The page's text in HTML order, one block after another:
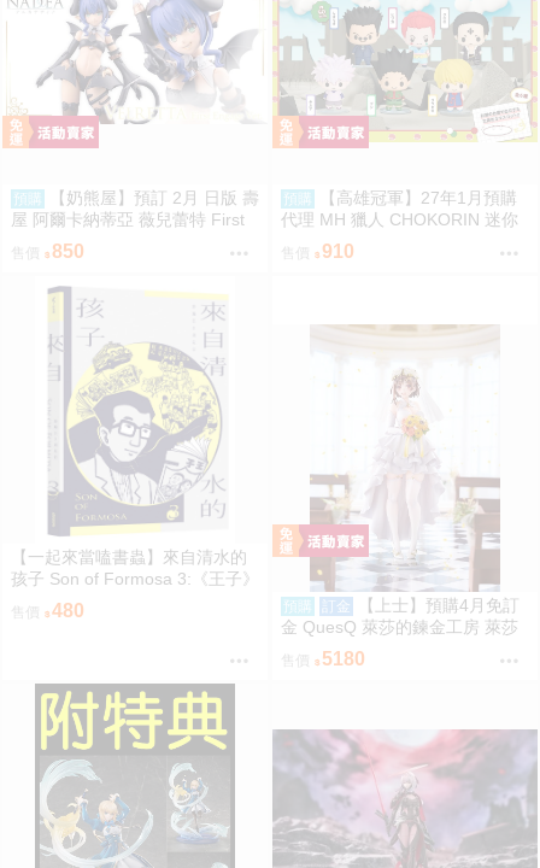
預購
【奶熊屋】預訂 2月 日版 壽
屋 阿爾卡納蒂亞 薇兒蕾特 First
Engage 一般版 組裝模型 0816
850
預購
【高雄冠軍】27年1月預購
代理 MH 獵人 CHOKORIN 迷你
玩偶收藏集 第1彈 中盒6入 免訂
金0813
910
【一起來當嗑書蟲】來自清水的
孩子 Son of Formosa 3:《王子》
售價 480 預購 訂金
【上士】預購4月免訂
金 QuesQ 萊莎的鍊金工房 萊莎
琳 斯托特 婚紗禮服Ver 1/7 1111
售價 5180